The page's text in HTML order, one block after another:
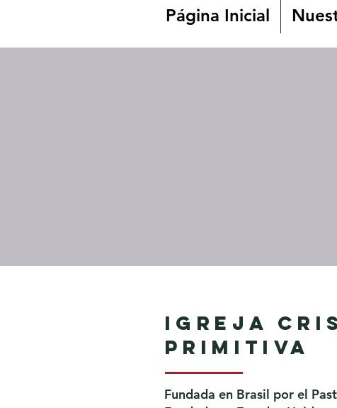
Página Inicial
Igreja
Primitiva
Fundada en Brasil por el